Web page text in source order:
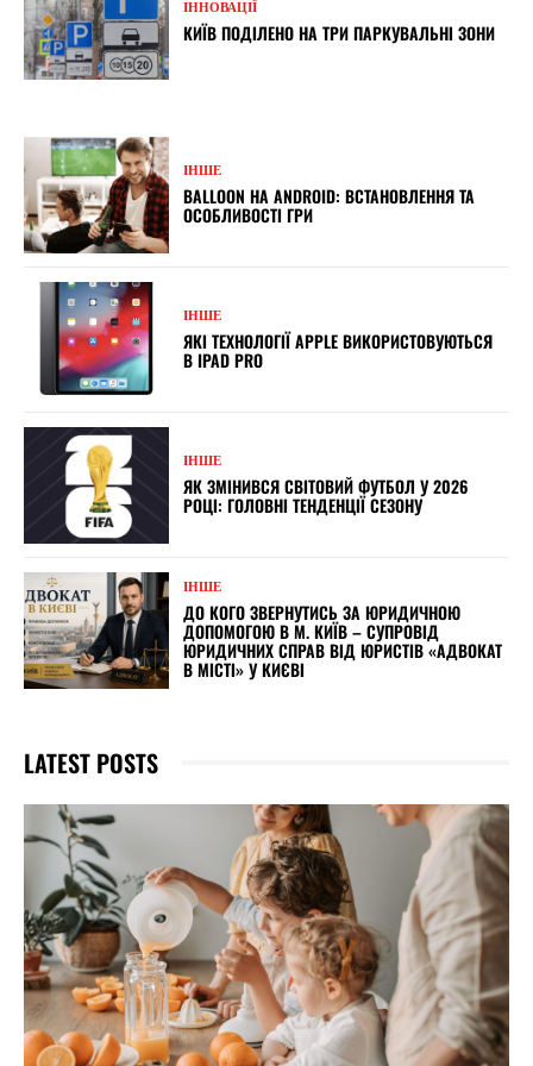
ІННОВАЦІЇ
КИЇВ ПОДІЛЕНО НА ТРИ ПАРКУВАЛЬНІ ЗОНИ
ІНШЕ
BALLOON НА ANDROID: ВСТАНОВЛЕННЯ ТА
ОСОБЛИВОСТІ ГРИ
ІНШЕ
ЯКІ ТЕХНОЛОГІЇ APPLE ВИКОРИСТОВУЮТЬСЯ
В IPAD PRO
ІНШЕ
ЯК ЗМІНИВСЯ СВІТОВИЙ ФУТБОЛ У 2026
РОЦІ: ГОЛОВНІ ТЕНДЕНЦІЇ СЕЗОНУ
ІНШЕ
ДО КОГО ЗВЕРНУТИСЬ ЗА ЮРИДИЧНОЮ
ДОПОМОГОЮ В М. КИЇВ – СУПРОВІД
ЮРИДИЧНИХ СПРАВ ВІД ЮРИСТІВ «АДВОКАТ
В МІСТІ» У КИЄВІ
LATEST POSTS